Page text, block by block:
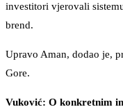
investitori vjerovali
brend.
Upravo Aman, dodao je,
Gore.
Vuković: O konkretnim